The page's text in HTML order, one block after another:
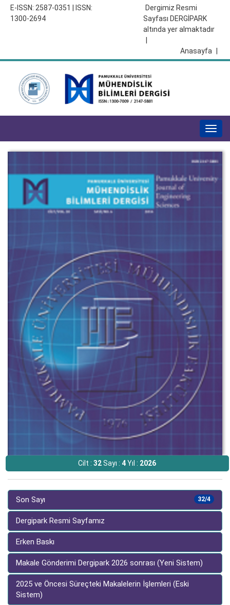
E-ISSN: 2587-0351 | ISSN:
1300-2694
Dergimiz Resmi
Sayfası DERGİPARK
altında yer almaktadır
Anasayfa
Cilt :32Sayı :4Yıl : 2026
32/4
Son Sayı
Dergipark Resmi Sayfamız
Erken Baskı
Makale Gönderimi Dergipark 2026 sonrası (Yeni Sistem)
2025 ve Öncesi Süreçteki Makalelerin İşlemleri (Eski
Sistem)